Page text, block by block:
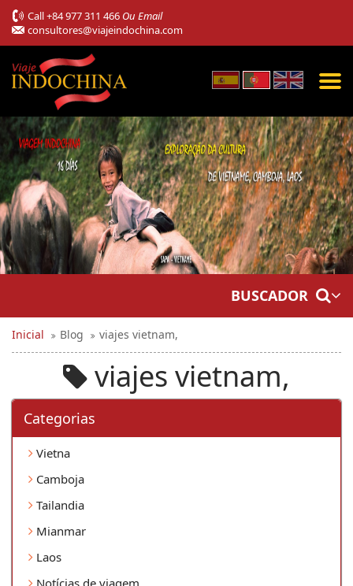
Call+84 977 311 466 Ou Email
consultores@viajeindochina.com
BUSCADOR
Inicial Blog viajes vietnam,
viajes vietnam,
Categorias
Vietna
Camboja
Tailandia
Mianmar
Laos
Notícias de viagem